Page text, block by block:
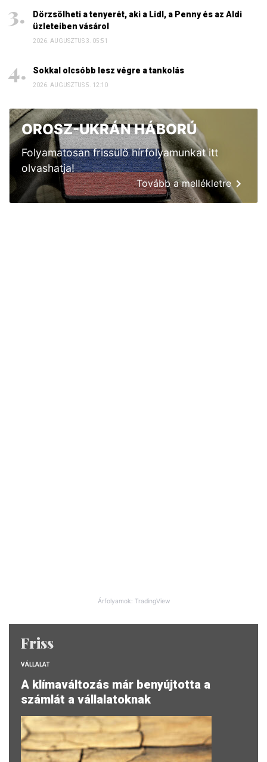
Dörzsölheti a tenyerét, aki a Lidl, a Penny és az Aldi
üzleteiben vásárol
2026. AUGUSZTUS 3. 05:51
Sokkal olcsóbb lesz végre a tankolás
2026. AUGUSZTUS 5. 12:10
OROSZ-UKRÁN HÁBORÚ
Folyamatosan frissülő hírfolyamunkat itt
olvashatja!
Tovább a mellékletre
Árfolyamok: TradingView
Friss
VÁLLALAT
A klímaváltozás már benyújtotta a
számlát a vállalatoknak